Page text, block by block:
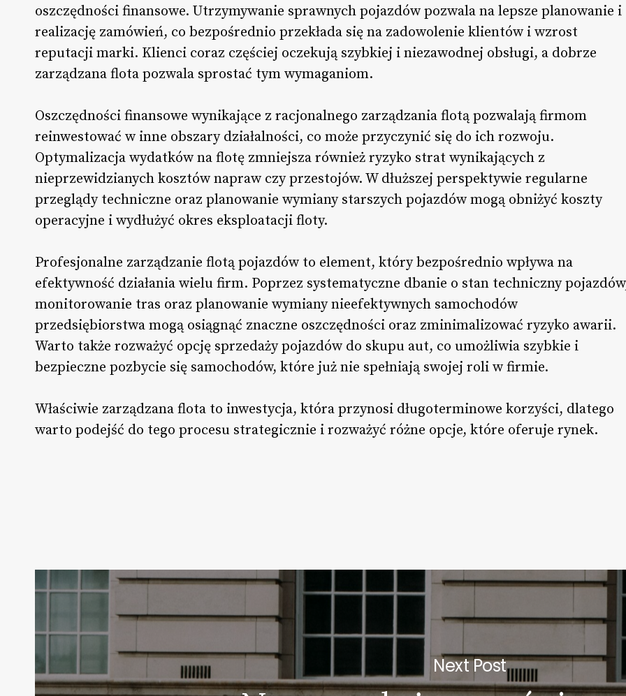
oszczędności finansowe. Utrzymywanie sprawnych pojazdów pozwala na lepsze planowanie i
realizację zamówień, co bezpośrednio przekłada się na zadowolenie klientów i wzrost
reputacji marki. Klienci coraz częściej oczekują szybkiej i niezawodnej obsługi, a dobrze
zarządzana flota pozwala sprostać tym wymaganiom.
Oszczędności finansowe wynikające z racjonalnego zarządzania flotą pozwalają firmom
reinwestować w inne obszary działalności, co może przyczynić się do ich rozwoju.
Optymalizacja wydatków na flotę zmniejsza również ryzyko strat wynikających z
nieprzewidzianych kosztów napraw czy przestojów. W dłuższej perspektywie regularne
przeglądy techniczne oraz planowanie wymiany starszych pojazdów mogą obniżyć koszty
operacyjne i wydłużyć okres eksploatacji floty.
Profesjonalne zarządzanie flotą pojazdów to element, który bezpośrednio wpływa na
efektywność działania wielu firm. Poprzez systematyczne dbanie o stan techniczny
monitorowanie tras oraz planowanie wymiany nieefektywnych samochodów
przedsiębiorstwa mogą osiągnąć znaczne oszczędności oraz zminimalizować ryzyko awarii.
Warto także rozważyć opcję sprzedaży pojazdów do skupu aut, co umożliwia szybkie i
bezpieczne pozbycie się samochodów, które już nie spełniają swojej roli w firmie.
Właściwie zarządzana flota to inwestycja, która przynosi długoterminowe korzyści, dlatego
warto podejść do tego procesu strategicznie i rozważyć różne opcje, które oferuje rynek.
Next Post